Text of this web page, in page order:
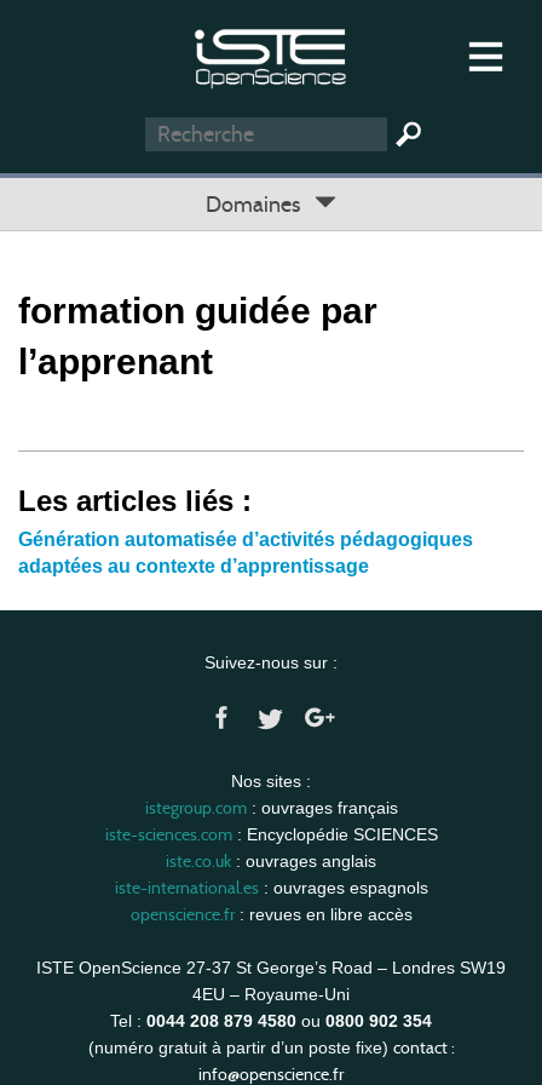
Domaines
formation guidée par
l’apprenant
Les articles liés :
Génération automatisée d’activités pédagogiques
adaptées au contexte d’apprentissage
Suivez-nous sur :
Nos sites :
istegroup.com: ouvrages français
iste-sciences.com: Encyclopédie SCIENCES
iste.co.uk : ouvrages anglais
iste-international.es: ouvrages espagnols
openscience.fr: revues en libre accès
ISTE OpenScience 27-37 St George’s Road – Londres SW19
4EU – Royaume-Uni
Tel : 0044 208 879 4580 ou 0800 902 354
(numéro gratuit à partir d’un poste fixe) contact :
info@openscience.fr